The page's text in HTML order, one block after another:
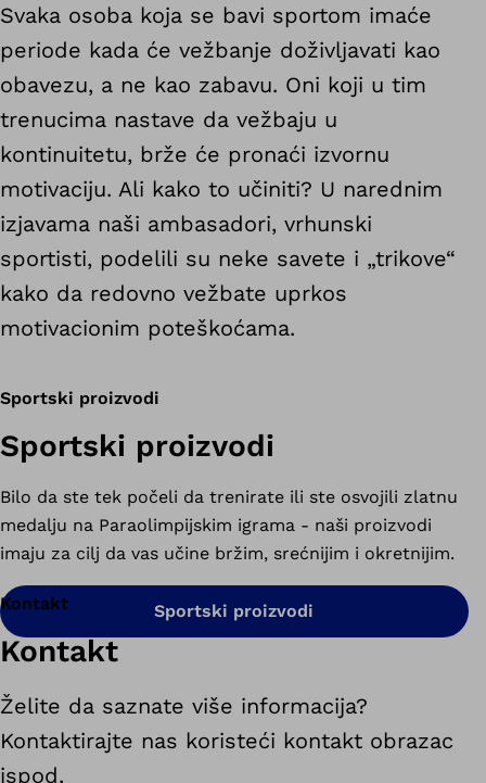
Svaka osoba koja se bavi sportom imaće
periode kada će vežbanje doživljavati kao
obavezu, a ne kao zabavu. Oni koji u tim
trenucima nastave da vežbaju u
kontinuitetu, brže će pronaći izvornu
motivaciju. Ali kako to učiniti? U narednim
izjavama naši ambasadori, vrhunski
sportisti, podelili su neke savete i „trikove“
kako da redovno vežbate uprkos
motivacionim poteškoćama.
Sportski proizvodi
Sportski proizvodi
Bilo da ste tek počeli da trenirate ili ste osvojili zlatnu
medalju na Paraolimpijskim igrama - naši proizvodi
imaju za cilj da vas učine bržim, srećnijim i okretnijim.
Sportski proizvodi
Kontakt
Kontakt
Želite da saznate više informacija?
Kontaktirajte nas koristeći kontakt obrazac
ispod.